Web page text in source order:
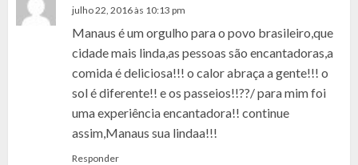
julho 22, 2016 às 10:13 pm
Manaus é um orgulho para o povo brasileiro,que
cidade mais linda,as pessoas são encantadoras,a
comida é deliciosa!!! o calor abraça a gente!!! o
sol é diferente!! e os passeios!!??/ para mim foi
uma experiência encantadora!! continue
assim,Manaus sua lindaa!!!
Responder